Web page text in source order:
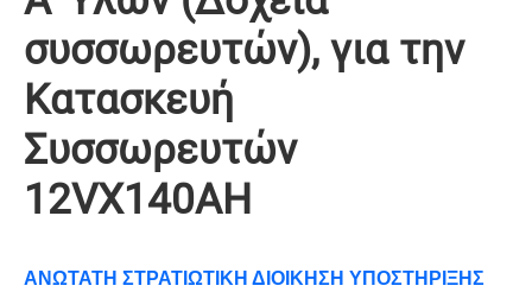
συσσωρευτών), για την
Κατασκευή
Συσσωρευτών
12VX140AH
ΑΝΩΤΑΤΗ ΣΤΡΑΤΙΩΤΙΚΗ ΔΙΟΙΚΗΣΗ ΥΠΟΣΤΗΡΙΞΗΣ